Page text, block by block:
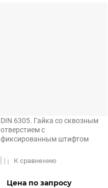
DIN 6305. Гайка со сквозным
отверстием с
фиксированным штифтом
Цена по запросу
К сравнению